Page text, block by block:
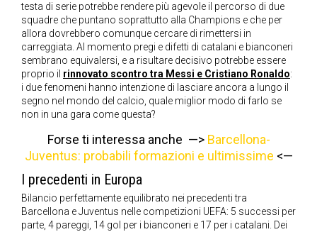
testa di serie potrebbe rendere più agevole il percorso di due
squadre che puntano soprattutto alla Champions e che per
allora dovrebbero comunque cercare di rimettersi in
carreggiata. Al momento pregi e difetti di catalani e bianconeri
sembrano equivalersi, e a risultare decisivo potrebbe essere
proprio il rinnovato scontro tra Messi e Cristiano Ronaldo:
i due fenomeni hanno intenzione di lasciare ancora a lungo il
segno nel mondo del calcio, quale miglior modo di farlo se
non in una gara come questa?
Forse ti interessa anche —> Barcellona-
Juventus: probabili formazioni e ultimissime <—
I precedenti in Europa
Bilancio perfettamente equilibrato nei precedenti tra
Barcellona e Juventus nelle competizioni UEFA: 5 successi per
parte, 4 pareggi, 14 gol per i bianconeri e 17 per i catalani. Dei